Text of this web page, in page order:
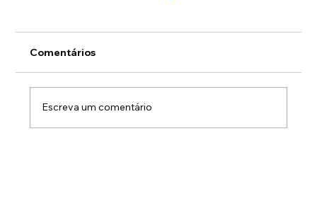
O peso de liderar sozinho
Comentários
Escreva um comentário